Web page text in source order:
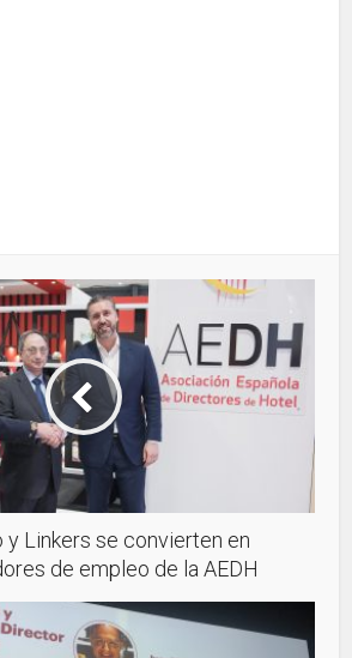
y Linkers se convierten en
de empleo de la AEDH